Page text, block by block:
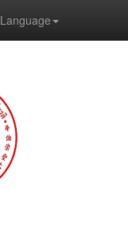
Language